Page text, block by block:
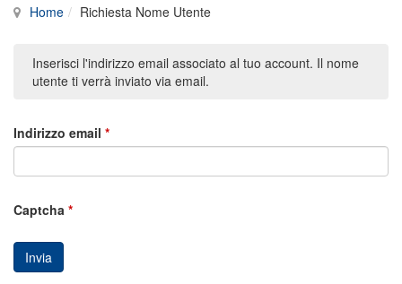
Home Richiesta Nome Utente
Inserisci l'indirizzo email associato al tuo account. Il nome
utente ti verrà inviato via email.
Indirizzo email *
Captcha *
Invia